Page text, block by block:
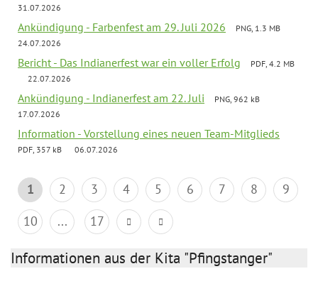
31.07.2026
Ankündigung - Farbenfest am 29. Juli 2026
PNG, 1.3 MB
24.07.2026
Bericht - Das Indianerfest war ein voller Erfolg
PDF, 4.2 MB
22.07.2026
Ankündigung - Indianerfest am 22. Juli
PNG, 962 kB
17.07.2026
Information - Vorstellung eines neuen Team-Mitglieds
PDF, 357 kB 06.07.2026
1 2 3 4 5 6 7 8
9
10
... 17
Informationen aus der Kita "Pfingstanger"